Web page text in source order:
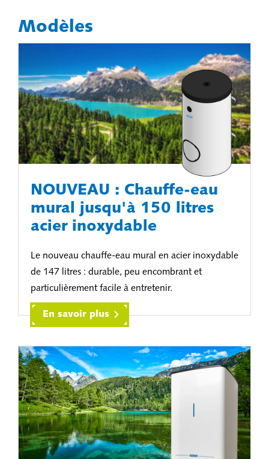
Modèles
NOUVEAU : Chauffe-eau
mural jusqu'à 150 litres
acier inoxydable
Le nouveau chauffe-eau mural en acier inoxydable
de 147 litres : durable, peu encombrant et
particulièrement facile à entretenir.
En savoir plus